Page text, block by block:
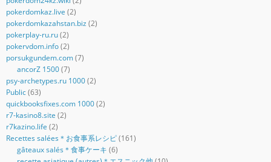
pokerdomkaz.live (2)
pokerdomkazahstan.biz (2)
pokerplay-ru.ru(2)
pokervdom.info(2)
porsukgundem.com(7)
ancorZ 1500(7)
psy-archetypes.ru 1000(2)
Public(63)
quickbooksfixes.com 1000(2)
r7-kasino8.site (2)
r7kazino.life (2)
Recettes salées＊お食事系レシピ(161)
gâteaux salés＊食事ケーキ (6)